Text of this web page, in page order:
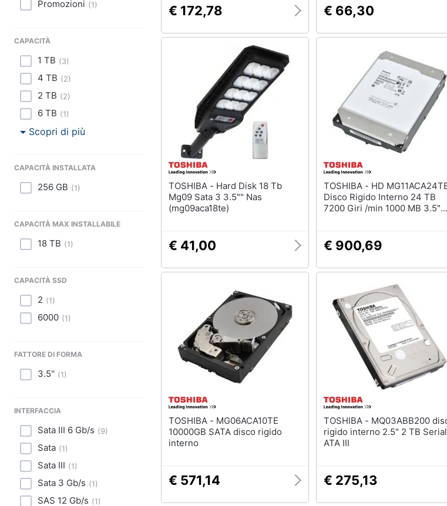
Promozioni (1)
CAPACITÀ
1 TB (3)
4 TB (2)
2 TB (2)
6 TB (1)
Scopri di più
CAPACITÀ INSTALLATA
256 GB (1)
CAPACITÀ MAX INSTALLABILE
18 TB (1)
CAPACITÀ SSD
2 (1)
6000 (1)
FATTORE DI FORMA
3.5'' (1)
INTERFACCIA
Sata III 6 Gb/s (9)
Sata (1)
Sata III (1)
Sata 3 Gb/s (1)
SAS 12 Gb/s (1)
€ 172,78 € 66,30
TOSHIBA - Hard Disk 18 Tb
Mg09 Sata 3 3.5"" Nas
(mg09aca18te)
€ 41,00
TOSHIBA - HD MG11ACA24TE
Disco Rigido Interno 24 TB
7200 Giri /min 1000 MB 3.5"
€ 900,69
TOSHIBA - MG06ACA10TE
10000GB SATA disco rigido
interno
€ 571,14
TOSHIBA - MQ03ABB200 disco
rigido interno 2.5" 2 TB Serial
ATA III
€ 275,13